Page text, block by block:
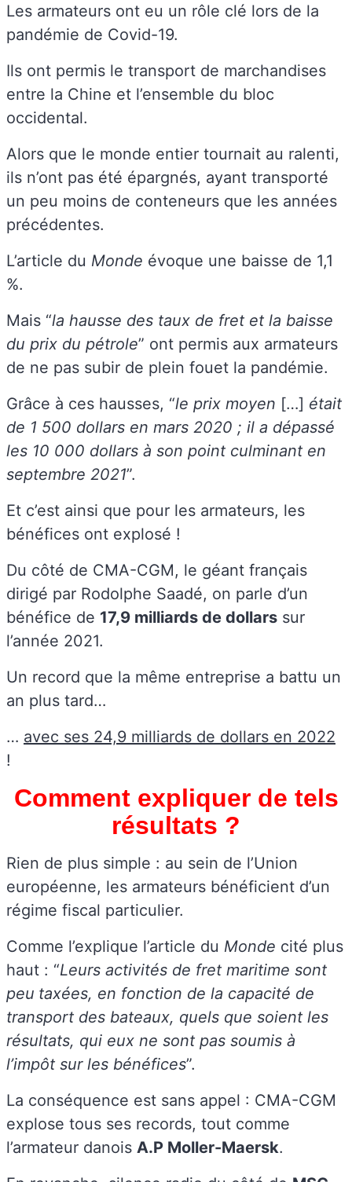
Les armateurs ont eu un rôle clé lors de la
pandémie de Covid-19.
Ils ont permis le transport de marchandises
entre la Chine et l’ensemble du bloc
occidental.
Alors que le monde entier tournait au ralenti,
ils n’ont pas été épargnés, ayant transporté
un peu moins de conteneurs que les années
précédentes.
L’article du Monde évoque une baisse de 1,1
%.
Mais “la hausse des taux de fret et la baisse
du prix du pétrole” ont permis aux armateurs
de ne pas subir de plein fouet la pandémie.
Grâce à ces hausses, “le prix moyen […] était
de 1 500 dollars en mars 2020 ; il a dépassé
les 10 000 dollars à son point culminant en
septembre 2021”.
Et c’est ainsi que pour les armateurs, les
bénéfices ont explosé !
Du côté de CMA-CGM, le géant français
dirigé par Rodolphe Saadé, on parle d’un
bénéfice de 17,9 milliards de dollars sur
l’année 2021.
Un record que la même entreprise a battu un
an plus tard…
… avec ses 24,9 milliards de dollars en 2022
!
Comment expliquer de tels
résultats ?
Rien de plus simple : au sein de l’Union
européenne, les armateurs bénéficient d’un
régime fiscal particulier.
Comme l’explique l’article du Monde cité plus
haut : “Leurs activités de fret maritime sont
peu taxées, en fonction de la capacité de
transport des bateaux, quels que soient les
résultats, qui eux ne sont pas soumis à
l’impôt sur les bénéfices”.
La conséquence est sans appel : CMA-CGM
explose tous ses records, tout comme
l’armateur danois A.P Moller-Maersk.